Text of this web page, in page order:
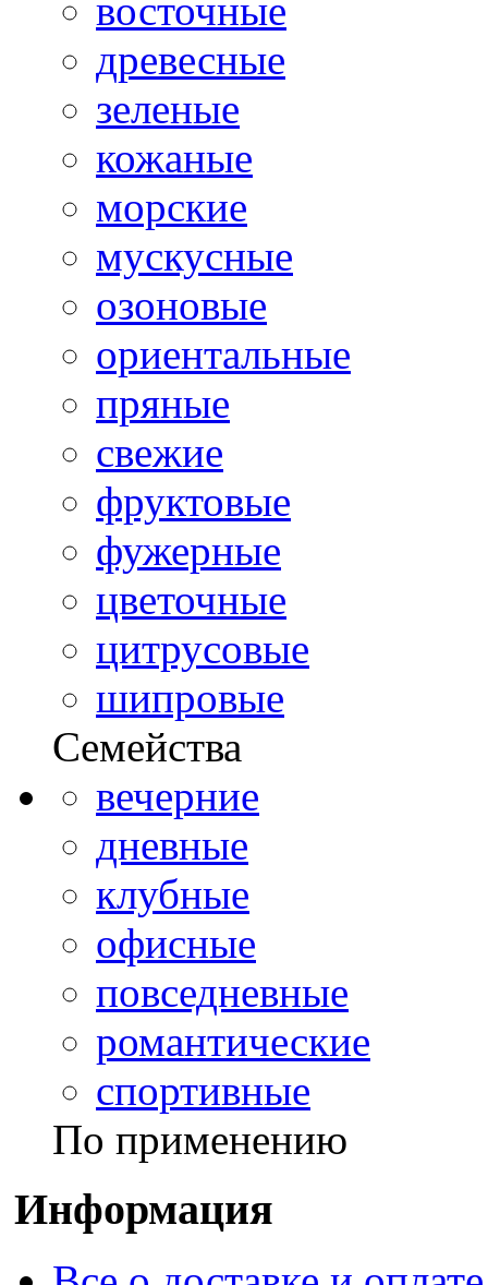
восточные
древесные
зеленые
кожаные
морские
мускусные
озоновые
ориентальные
пряные
свежие
фруктовые
фужерные
цветочные
цитрусовые
шипровые
Семейства
вечерние
дневные
клубные
офисные
повседневные
романтические
спортивные
По применению
Информация